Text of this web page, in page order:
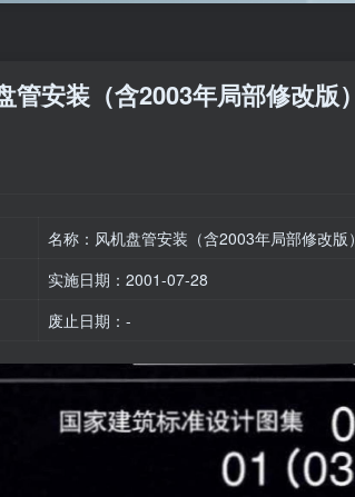
安装（含2003年局部修改版）
名称：风机盘管安装（含2003年局部修改版）
实施日期：2001-07-28
废止日期：-